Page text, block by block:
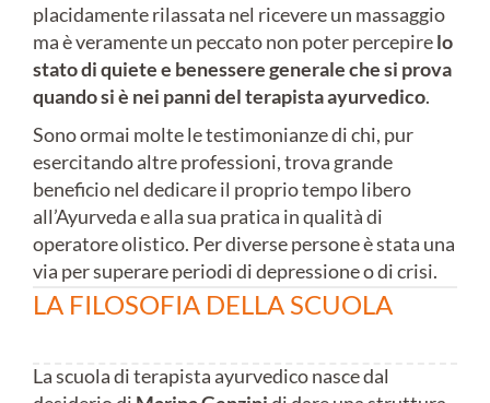
placidamente rilassata nel ricevere un massaggio
ma è veramente un peccato non poter percepirelo
stato di quiete e benessere generale che si prova
quando si è nei panni del terapista ayurvedico.
Sono ormai molte le testimonianze di chi, pur
esercitando altre professioni, trova grande
beneficio nel dedicare il proprio tempo libero
all’Ayurveda e alla sua pratica in qualità di
operatore olistico. Per diverse persone è stata una
via per superare periodi di depressione o di crisi.
LA FILOSOFIA DELLA SCUOLA
La scuola di terapista ayurvedico nasce dal